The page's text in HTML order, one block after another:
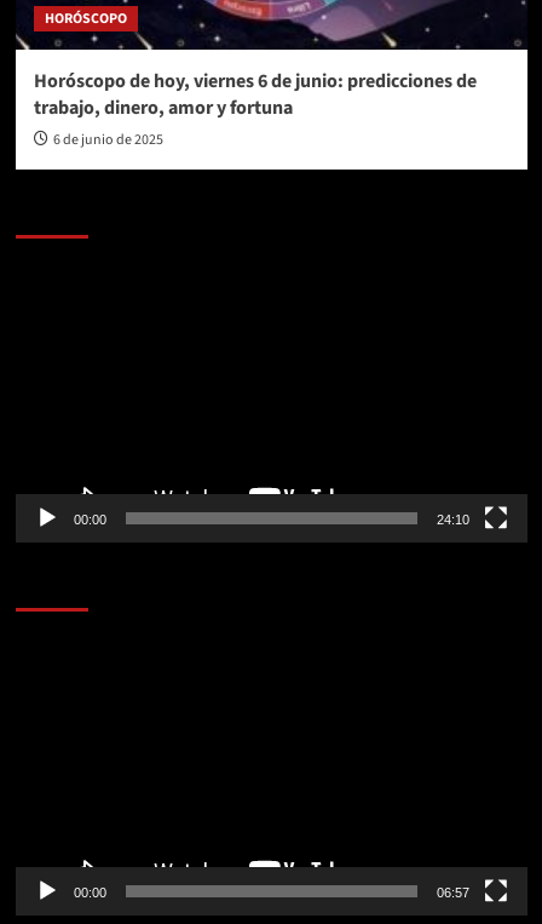
HORÓSCOPO
Horóscopo de hoy, viernes 6 de junio: predicciones de
trabajo, dinero, amor y fortuna
6 de junio de 2025
00:00 24:10
00:00 06:57